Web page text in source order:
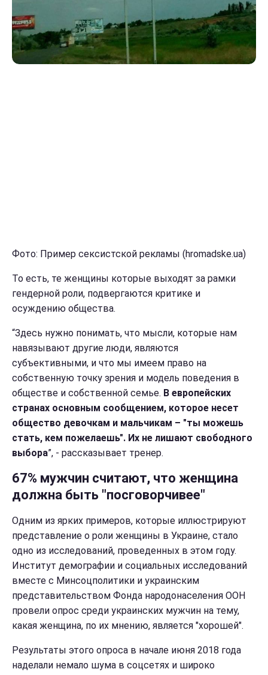
Фото: Пример сексистской рекламы (hromadske.ua)
То есть, те женщины которые выходят за рамки
гендерной роли, подвергаются критике и
осуждению общества.
“Здесь нужно понимать, что мысли, которые нам
навязывают другие люди, являются
субъективными, и что мы имеем право на
собственную точку зрения и модель поведения в
обществе и собственной семье. В европейских
странах основным сообщением, которое несет
общество девочкам и мальчикам – "ты можешь
стать, кем пожелаешь". Их не лишают свободного
выбора”, - рассказывает тренер.
67% мужчин считают, что женщина
должна быть "посговорчивее"
Одним из ярких примеров, которые иллюстрируют
представление о роли женщины в Украине, стало
одно из исследований, проведенных в этом году.
Институт демографии и социальных исследований
вместе с Минсоцполитики и украинским
представительством Фонда народонаселения ООН
провели опрос среди украинских мужчин на тему,
какая женщина, по их мнению, является "хорошей".
Результаты этого опроса в начале июня 2018 года
наделали немало шума в соцсетях и широко